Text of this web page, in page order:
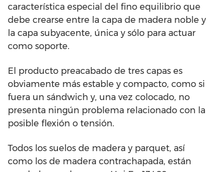
característica especial del fino equilibrio que
debe crearse entre la capa de madera noble y
la capa subyacente, única y sólo para actuar
como soporte.
El producto preacabado de tres capas es
obviamente más estable y compacto, como si
fuera un sándwich y, una vez colocado, no
presenta ningún problema relacionado con la
posible flexión o tensión.
Todos los suelos de madera y parquet, así
como los de madera contrachapada, están